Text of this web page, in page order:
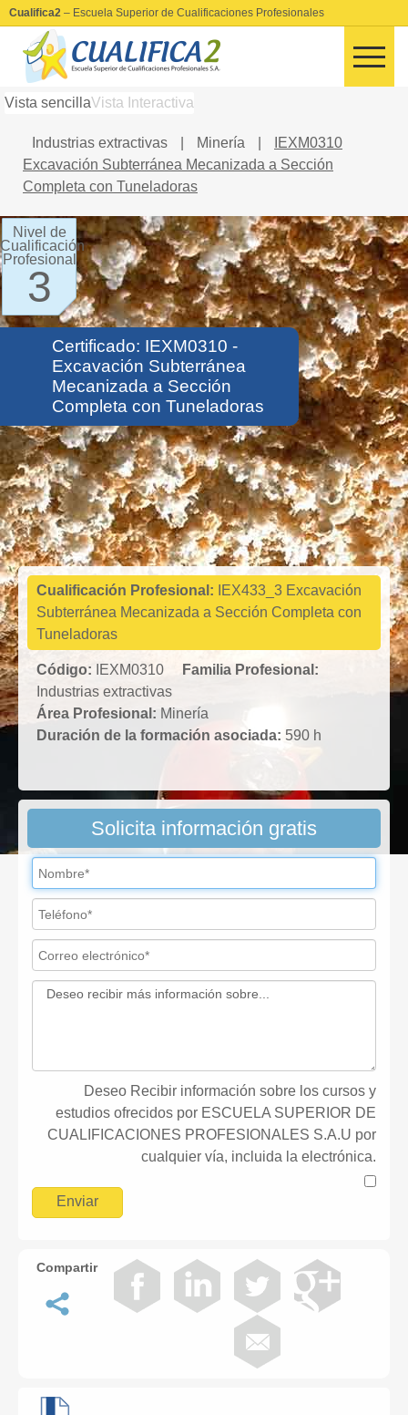
Cualifica2 – Escuela Superior de Cualificaciones Profesionales
Vista sencillaVista Interactiva
Industrias extractivas Minería
IEXM0310
Excavación Subterránea Mecanizada a Sección
Completa con Tuneladoras
Nivel de
Cualificación
Profesional
3
Certificado: IEXM0310 -
Excavación Subterránea
Mecanizada a Sección
Completa con Tuneladoras
Industrias
extractivas
Cualificación Profesional:
IEX433_3 Excavación
Subterránea Mecanizada a Sección Completa con
Tuneladoras
Código: IEXM0310
Familia Profesional:
Industrias extractivas
Área Profesional: Minería
Duración de la formación asociada: 590 h
Solicita información gratis
Deseo Recibir información sobre los cursos y
estudios ofrecidos por ESCUELA SUPERIOR DE
CUALIFICACIONES PROFESIONALES S.A.U por
cualquier vía, incluida la electrónica.
Compartir